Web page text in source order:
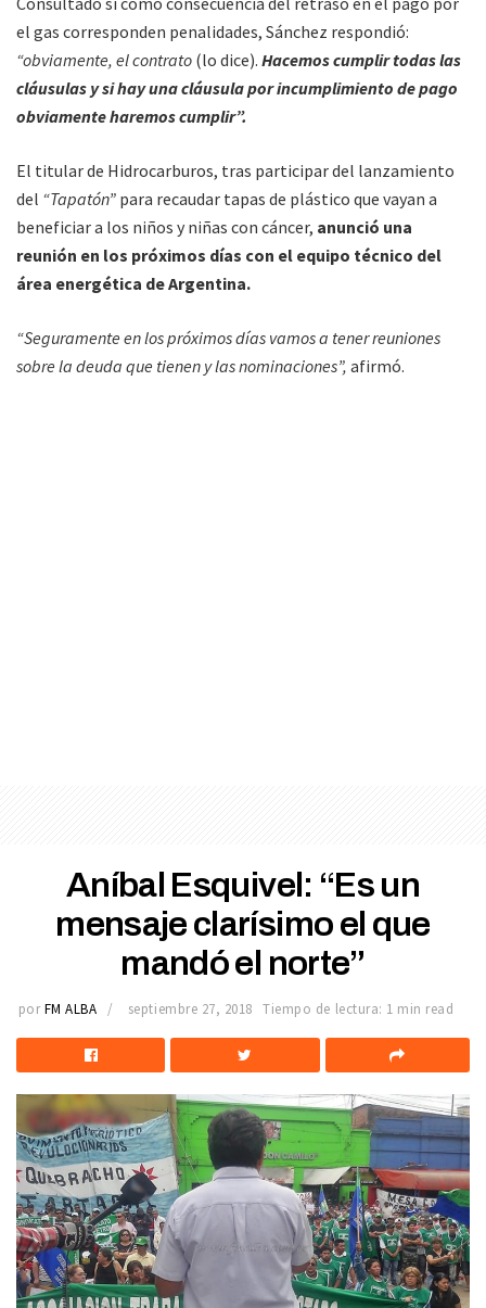
el gas corresponden penalidades, Sánchez respondió:
“obviamente, el contrato (lo dice). Hacemos cumplir todas las
cláusulas y si hay una cláusula por incumplimiento de pago
obviamente haremos cumplir”.
El titular de Hidrocarburos, tras participar del lanzamiento
del “Tapatón” para recaudar tapas de plástico que vayan a
beneficiar a los niños y niñas con cáncer, anunció una
reunión en los próximos días con el equipo técnico del
área energética de Argentina.
“Seguramente en los próximos días vamos a tener reuniones
sobre la deuda que tienen y las nominaciones”, afirmó.
Aníbal Esquivel: “Es un
mensaje clarísimo el que
mandó el norte”
por FM ALBA septiembre 27, 2018 Tiempo de lectura: 1 min read